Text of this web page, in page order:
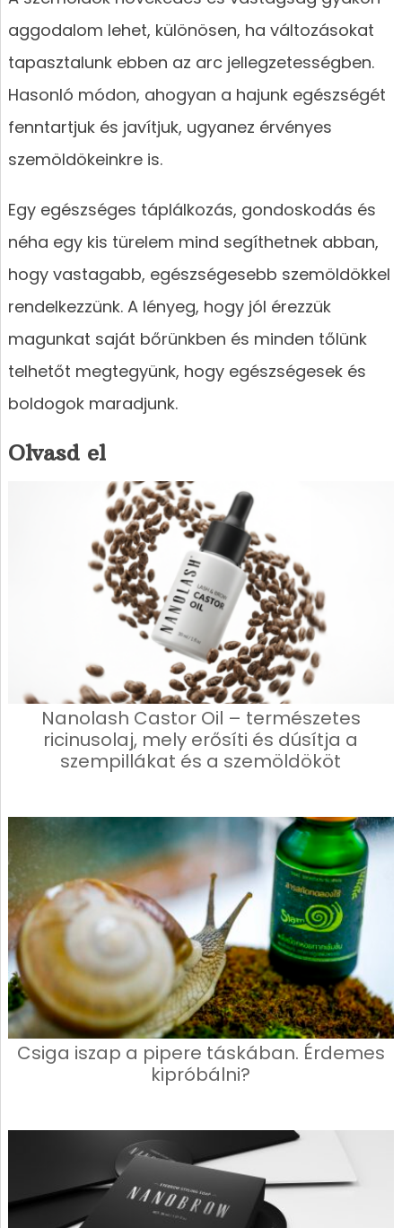
aggodalom lehet, különösen, ha változásokat
tapasztalunk ebben az arc jellegzetességben.
Hasonló módon, ahogyan a hajunk egészségét
fenntartjuk és javítjuk, ugyanez érvényes
szemöldökeinkre is.
Egy egészséges táplálkozás, gondoskodás és
néha egy kis türelem mind segíthetnek abban,
hogy vastagabb, egészségesebb szemöldökkel
rendelkezzünk. A lényeg, hogy jól érezzük
magunkat saját bőrünkben és minden tőlünk
telhetőt megtegyünk, hogy egészségesek és
boldogok maradjunk.
Olvasd el
Nanolash Castor Oil – természetes
ricinusolaj, mely erősíti és dúsítja a
szempillákat és a szemöldököt
Csiga iszap a pipere táskában. Érdemes
kipróbálni?